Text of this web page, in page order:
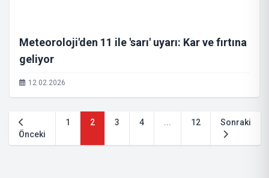
Meteoroloji'den 11 ile 'sarı' uyarı: Kar ve fırtına
geliyor
12.02.2026
Önceki
1 2 3 4 ... 12 Sonraki